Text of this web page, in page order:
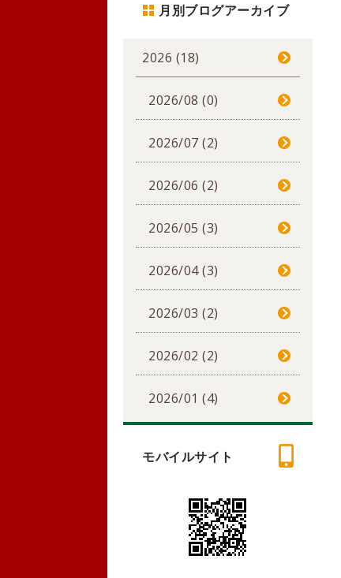
月別ブログアーカイブ
2026 (18)
2026/08 (0)
2026/07 (2)
2026/06 (2)
2026/05 (3)
2026/04 (3)
2026/03 (2)
2026/02 (2)
2026/01 (4)
モバイルサイト